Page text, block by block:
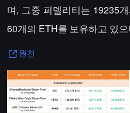
며, 그중 피델리티는 19235
60개의 ETH를 보유하고 있
원천